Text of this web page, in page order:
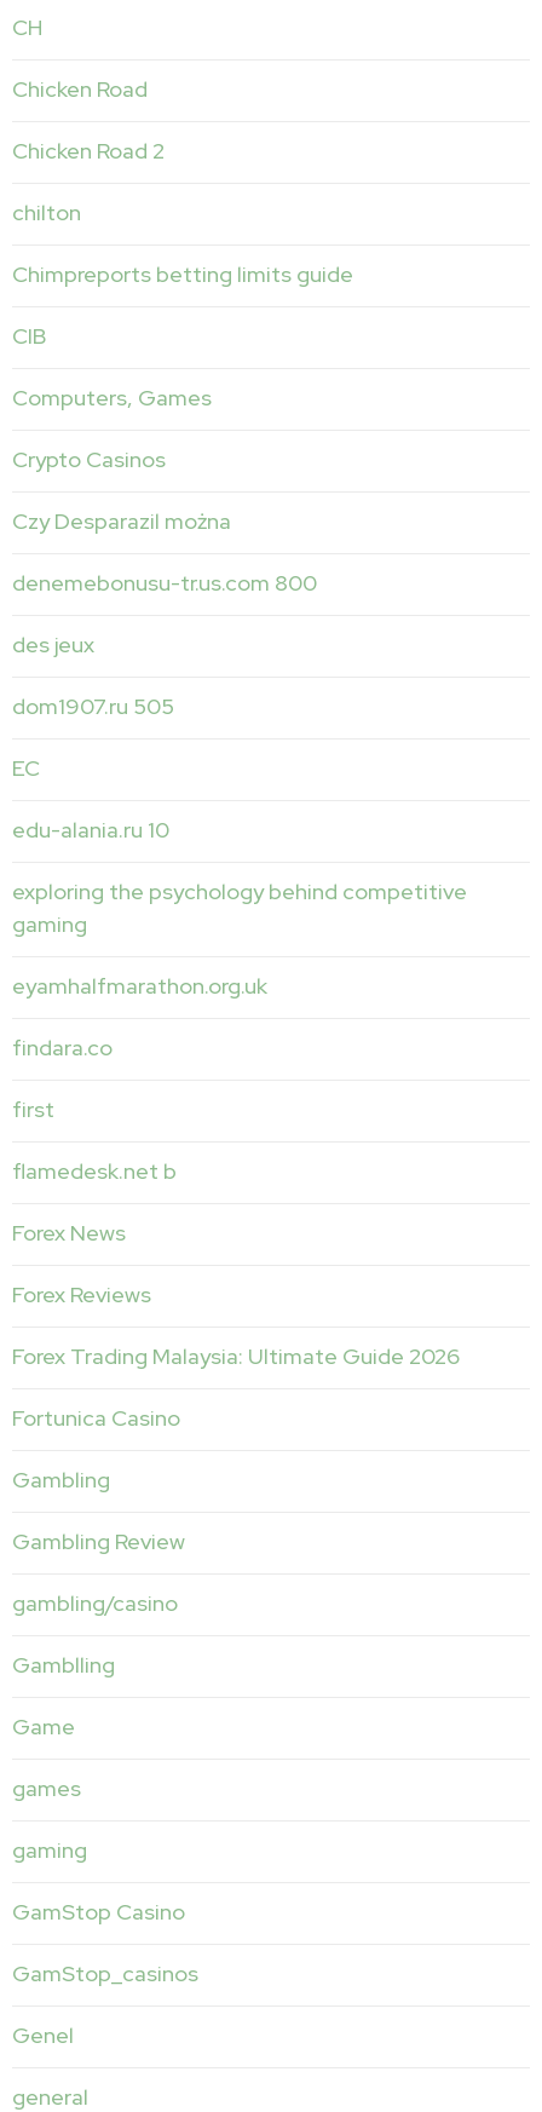
CH
Chicken Road
Chicken Road 2
chilton
Chimpreports betting limits guide
CIB
Computers, Games
Crypto Casinos
Czy Desparazil można
denemebonusu-tr.us.com 800
des jeux
dom1907.ru 505
EC
edu-alania.ru 10
exploring the psychology behind competitive
gaming
eyamhalfmarathon.org.uk
findara.co
first
flamedesk.net b
Forex News
Forex Reviews
Forex Trading Malaysia: Ultimate Guide 2026
Fortunica Casino
Gambling
Gambling Review
gambling/casino
Gamblling
Game
games
gaming
GamStop Casino
GamStop_casinos
Genel
general